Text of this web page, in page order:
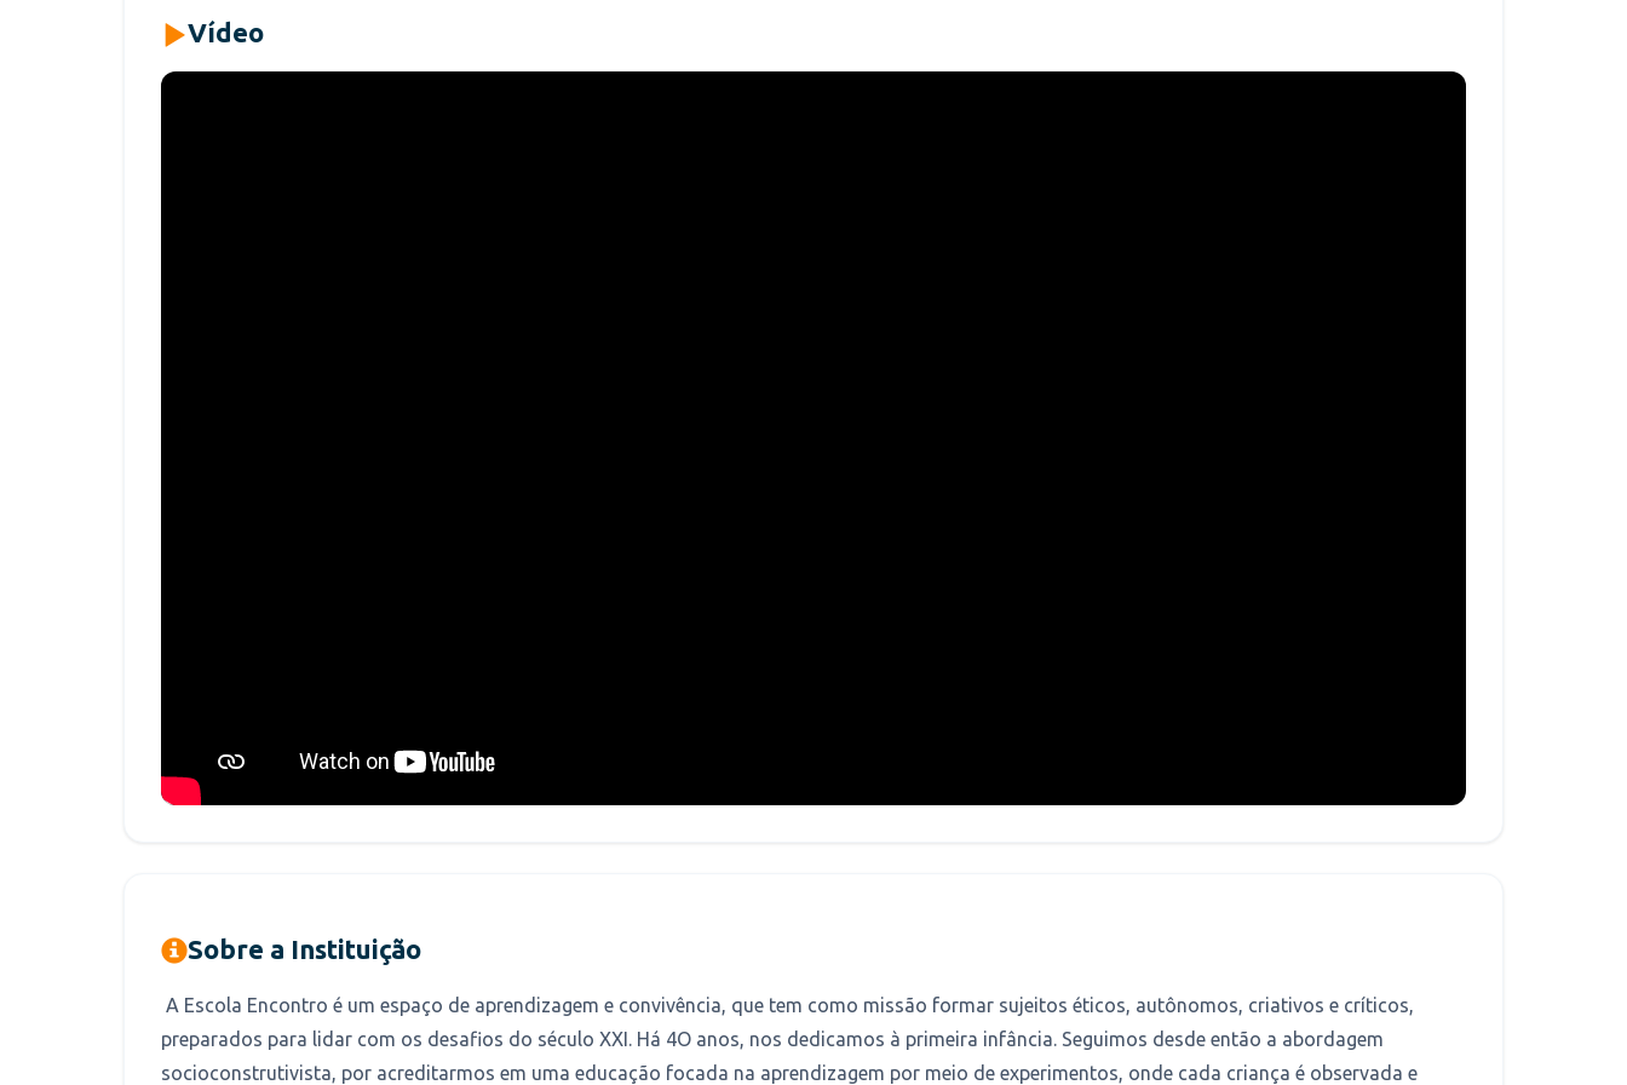
Vídeo
Sobre a Instituição
A Escola Encontro é um espaço de aprendizagem e convivência, que tem como missão formar sujeitos éticos, autônomos, criativos e críticos,
preparados para lidar com os desafios do século XXI. Há 4O anos, nos dedicamos à primeira infância. Seguimos desde então a abordagem
socioconstrutivista, por acreditarmos em uma educação focada na aprendizagem por meio de experimentos, onde cada criança é observada e